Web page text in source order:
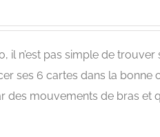
il n’est pas simple de
ses 6 cartes dans la bonne
des mouvements de bras et